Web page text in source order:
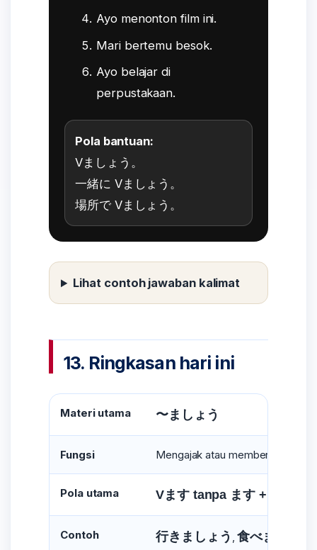
Ayo menonton film ini.
Mari bertemu besok.
Ayo belajar di
perpustakaan.
Pola bantuan:
Vましょう。
一緒に Vましょう。
場所で Vましょう。
Lihat contoh jawaban kalimat
13. Ringkasan hari ini
Materi utama 〜ましょう
Fungsi Mengajak atau memberi usulan
Pola utama Vます tanpa ます + ましょ
Contoh 行きましょう ,食べましょう